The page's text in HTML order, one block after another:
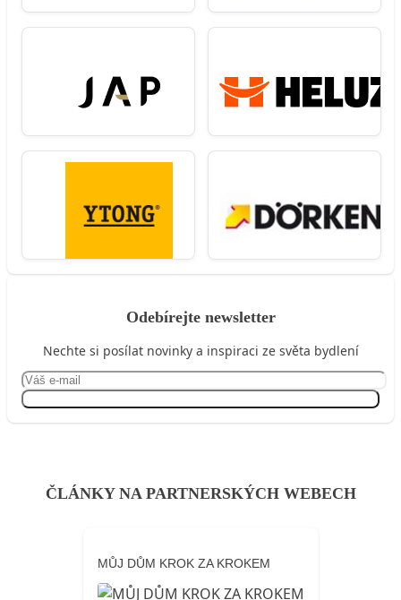
Odebírejte newsletter
Nechte si posílat novinky a inspiraci ze světa bydlení
ČLÁNKY NA PARTNERSKÝCH WEBECH
MŮJ DŮM KROK ZA KROKEM